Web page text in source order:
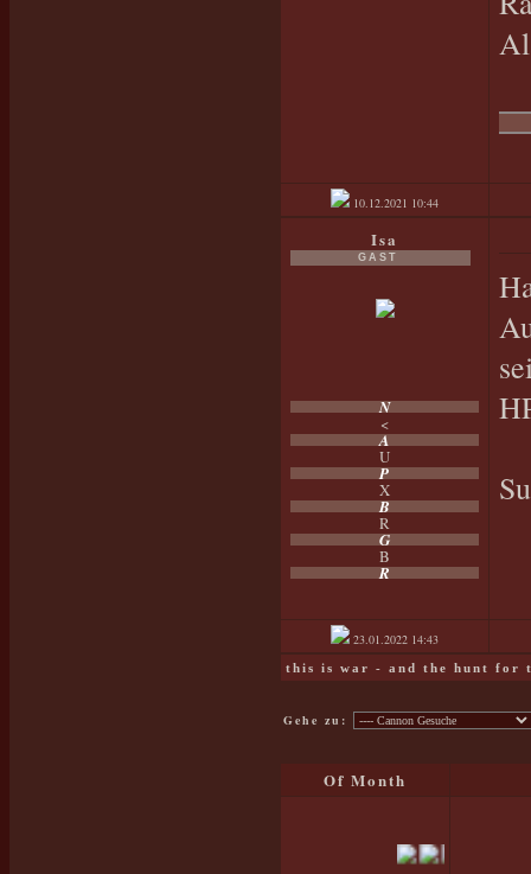
10.12.2021 10:44
Isa
GAST
N
<
A
U
P
X
B
R
G
B
R
23.01.2022 14:43
this is war - and the hunt for
Gehe zu:
Of Month